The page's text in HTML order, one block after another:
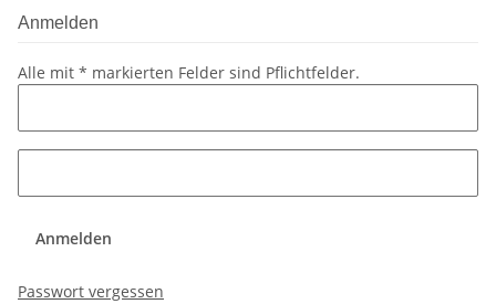
Anmelden
Alle mit * markierten Felder sind Pflichtfelder.
Anmelden
Passwort vergessen